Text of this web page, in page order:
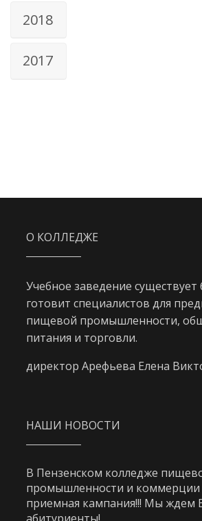
2018
2017
О КОЛЛЕДЖЕ
Учебное заведение существует
готовит специалистов для
пищевой промышленности,
питания и торговли.
директор Арефьева Елена
НАШИ НОВОСТИ
В Пензенском колледже
промышленности и коммерции
приемная кампания!!! Мы ждем